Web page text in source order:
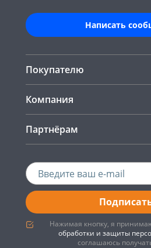
Написать
Покупателю
Компания
Партнёрам
Нажимая кнопку, я
обработки и защиты
соглашаюсь